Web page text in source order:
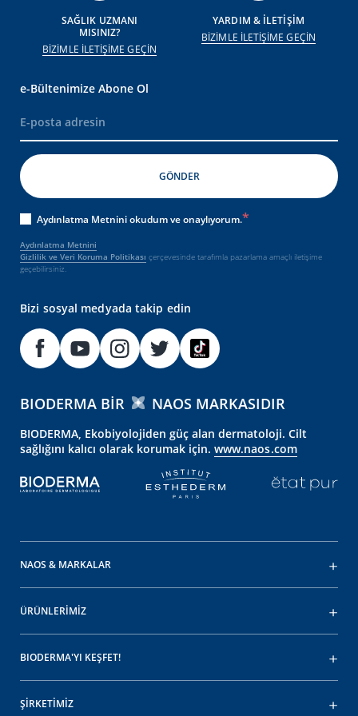
SAĞLIK UZMANI
MISINIZ?
BİZİMLE İLETİŞİME GEÇİN
YARDIM & İLETİŞİM
BİZİMLE İLETİŞİME GEÇİN
e-Bültenimize Abone Ol
Aydınlatma Metnini okudum ve onaylıyorum.
Aydınlatma Metnini
Gizlilik ve Veri Koruma Politikası çerçevesinde tarafımla pazarlama amaçlı iletişime
geçebilirsiniz.
Bizi sosyal medyada takip edin
BIODERMA BIR NAOS MARKASIDIR
BIODERMA, Ekobiyolojiden güç alan dermatoloji. Cilt
sağlığını kalıcı olarak korumak için. www.naos.com
NAOS & MARKALAR
ÜRÜNLERİMİZ
BIODERMA'YI KEŞFET!
ŞİRKETİMİZ